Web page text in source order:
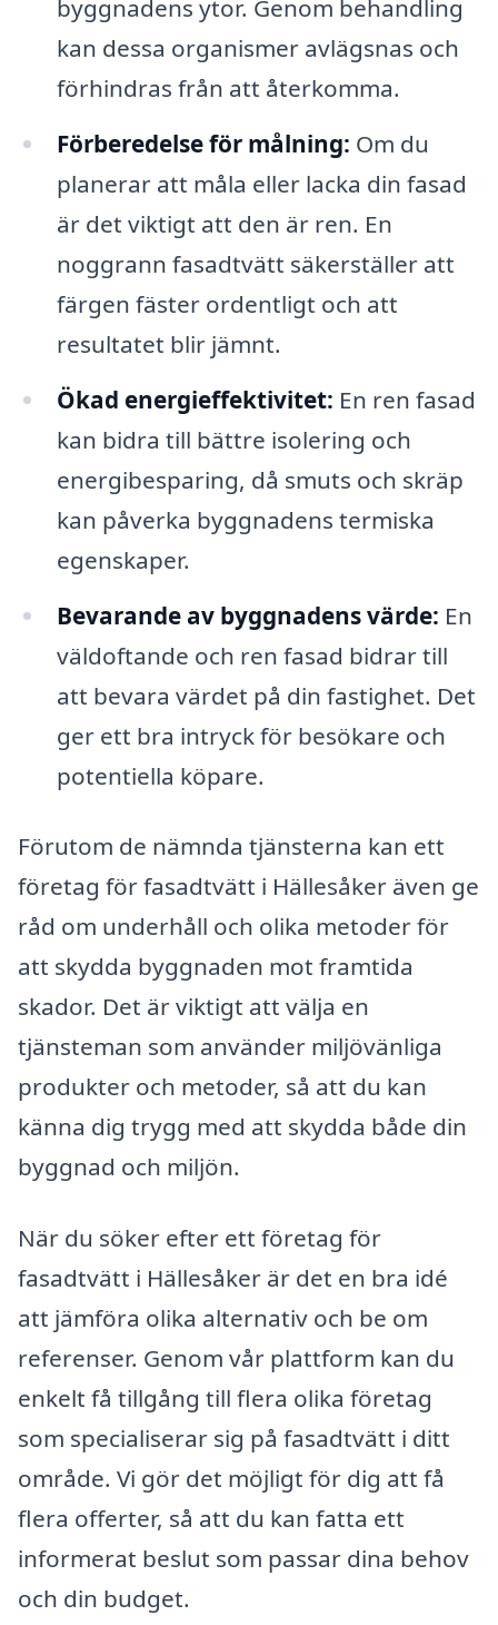
byggnadens ytor. Genom behandling
kan dessa organismer avlägsnas och
förhindras från att återkomma.
Förberedelse för målning: Om du
planerar att måla eller lacka din fasad
är det viktigt att den är ren. En
noggrann fasadtvätt säkerställer att
färgen fäster ordentligt och att
resultatet blir jämnt.
Ökad energieffektivitet: En ren fasad
kan bidra till bättre isolering och
energibesparing, då smuts och skräp
kan påverka byggnadens termiska
egenskaper.
Bevarande av byggnadens värde: En
väldoftande och ren fasad bidrar till
att bevara värdet på din fastighet. Det
ger ett bra intryck för besökare och
potentiella köpare.
Förutom de nämnda tjänsterna kan ett
företag för fasadtvätt i Hällesåker även ge
råd om underhåll och olika metoder för
att skydda byggnaden mot framtida
skador. Det är viktigt att välja en
tjänsteman som använder miljövänliga
produkter och metoder, så att du kan
känna dig trygg med att skydda både din
byggnad och miljön.
När du söker efter ett företag för
fasadtvätt i Hällesåker är det en bra idé
att jämföra olika alternativ och be om
referenser. Genom vår plattform kan du
enkelt få tillgång till flera olika företag
som specialiserar sig på fasadtvätt i ditt
område. Vi gör det möjligt för dig att få
flera offerter, så att du kan fatta ett
informerat beslut som passar dina behov
och din budget.